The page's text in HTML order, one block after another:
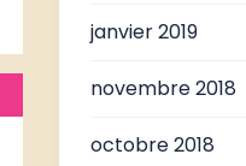
janvier 2019
novembre 2018
octobre 2018